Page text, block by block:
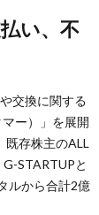
交換に関する
ー）」を展開
既存株主のALL
STARTUPと
ルから合計2億